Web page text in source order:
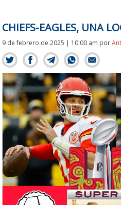
CHIEFS-EAGLES, UNA
9 de febrero de 2025 | 10:00 am por